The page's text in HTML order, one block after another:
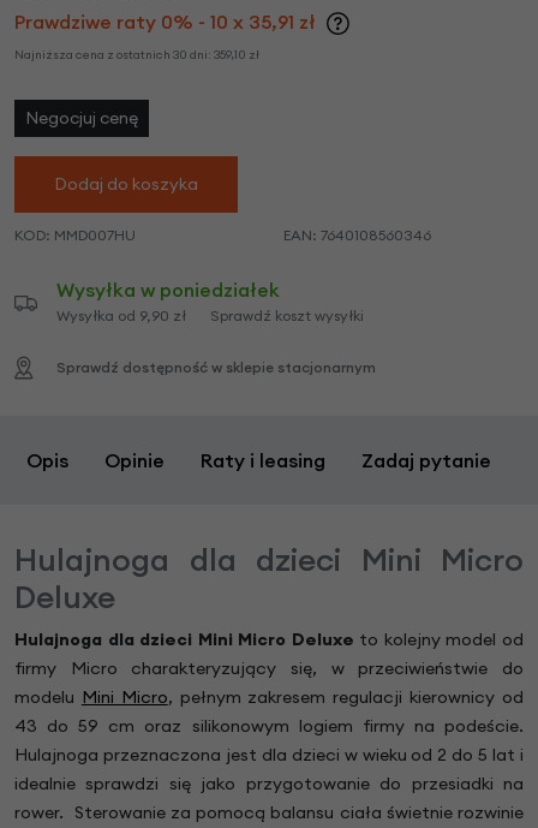
Prawdziwe raty 0% - 10 x 35,91 zł
Najniższa cena z ostatnich 30 dni: 359,10 zł
Negocjuj cenę
Dodaj do koszyka
KOD: MMD007HU EAN: 7640108560346
Wysyłka w poniedziałek
Wysyłka od 9,90 zł Sprawdź koszt wysyłki
Sprawdź dostępność w sklepie stacjonarnym
Opis Opinie Raty i leasing Zadaj pytanie
Hulajnoga dla dzieci Mini Micro
Deluxe
Hulajnoga dla dzieci Mini Micro Deluxe to kolejny model od
firmy Micro charakteryzujący się, w przeciwieństwie do
modelu Mini Micro, pełnym zakresem regulacji kierownicy od
43 do 59 cm oraz silikonowym logiem firmy na podeście.
Hulajnoga przeznaczona jest dla dzieci w wieku od 2 do 5 lat i
idealnie sprawdzi się jako przygotowanie do przesiadki na
rower. Sterowanie za pomocą balansu ciała świetnie rozwinie